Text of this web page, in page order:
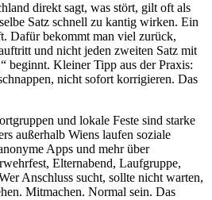
direkt sagt, was stört, gilt oft als
Satz schnell zu kantig wirken. Ein
Dafür bekommt man viel zurück,
und nicht jeden zweiten Satz mit
beginnt. Kleiner Tipp aus der Praxis:
nicht sofort korrigieren. Das
und lokale Feste sind starke
außerhalb Wiens laufen soziale
Apps und mehr über
Elternabend, Laufgruppe,
Anschluss sucht, sollte nicht warten,
Mitmachen. Normal sein. Das